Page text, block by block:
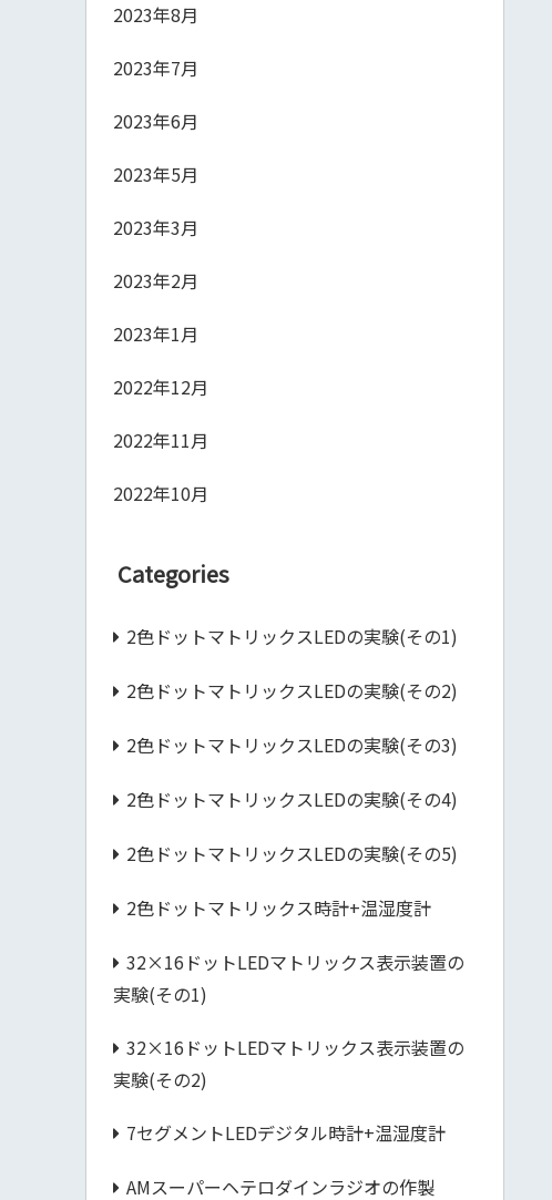
2023年8月
2023年7月
2023年6月
2023年5月
2023年3月
2023年2月
2023年1月
2022年12月
2022年11月
2022年10月
Categories
2色ドットマトリックスLEDの実験(その1)
2色ドットマトリックスLEDの実験(その2)
2色ドットマトリックスLEDの実験(その3)
2色ドットマトリックスLEDの実験(その4)
2色ドットマトリックスLEDの実験(その5)
2色ドットマトリックス時計+温湿度計
32×16ドットLEDマトリックス表示装置の
実験(その1)
32×16ドットLEDマトリックス表示装置の
実験(その2)
7セグメントLEDデジタル時計+温湿度計
AMスーパーヘテロダインラジオの作製